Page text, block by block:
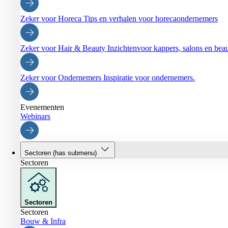
Zeker voor Horeca Tips en verhalen voor horecaondernemers
Zeker voor Hair & Beauty Inzichtenvoor kappers, salons en
Zeker voor Ondernemers Inspiratie voor ondernemers.
Evenementen
Webinars
Sectoren (has submenu)
Sectoren
Sectoren
Sectoren
Bouw & Infra